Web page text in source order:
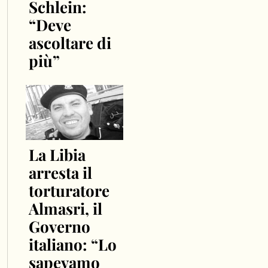
Schlein:
“Deve
ascoltare di
più”
La Libia
arresta il
torturatore
Almasri, il
Governo
italiano: “Lo
sapevamo